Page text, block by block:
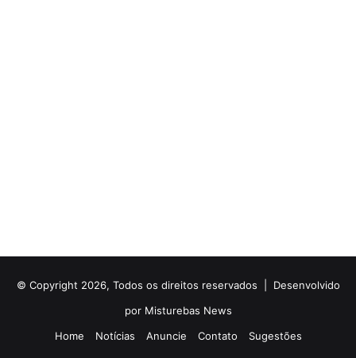
© Copyright 2026, Todos os direitos reservados | Desenvolvido
por Misturebas News
Home
Notícias Anuncie Contato Sugestões